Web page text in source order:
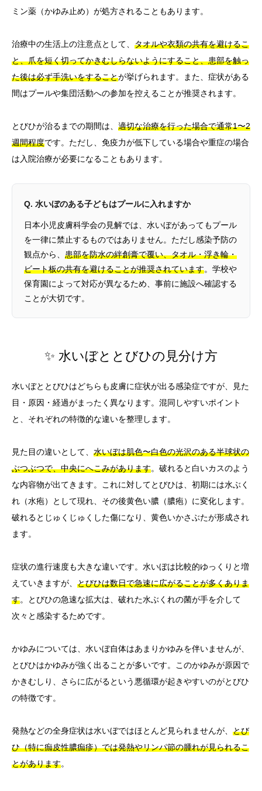
ミン薬（かゆみ止め）が処方されることもあります。
治療中の生活上の注意点として、 タオルや衣類の共有を避けるこ
と、爪を短く切ってかきむしらないようにすること、患部を触っ
た後は必ず手洗いをすることが挙げられます。また、症状がある
間はプールや集団活動への参加を控えることが推奨されます。
とびひが治るまでの期間は、 適切な治療を行った場合で通常1〜2
週間程度です。ただし、免疫力が低下している場合や重症の場合
は入院治療が必要になることもあります。
Q. 水いぼのある子どもはプールに入れますか
日本小児皮膚科学会の見解では、水いぼがあってもプール
を一律に禁止するものではありません。ただし感染予防の
観点から、 患部を防水の絆創膏で覆い、タオル・浮き輪・
ビート板の共有を避けることが推奨されています。学校や
保育園によって対応が異なるため、事前に施設へ確認する
ことが大切です。
✨ 水いぼととびひの見分け方
水いぼととびひはどちらも皮膚に症状が出る感染症ですが、見た
目・原因・経過がまったく異なります。混同しやすいポイント
と、それぞれの特徴的な違いを整理します。
見た目の違いとして、 水いぼは肌色〜白色の光沢のある半球状の
ぶつぶつで、中央にへこみがあります。破れると白いカスのよう
な内容物が出てきます。これに対してとびひは、初期には水ぶく
れ（水疱）として現れ、その後黄色い膿（膿疱）に変化します。
破れるとじゅくじゅくした傷になり、黄色いかさぶたが形成され
ます。
症状の進行速度も大きな違いです。水いぼは比較的ゆっくりと増
えていきますが、 とびひは数日で急速に広がることが多くありま
す。とびひの急速な拡大は、破れた水ぶくれの菌が手を介して
次々と感染するためです。
かゆみについては、水いぼ自体はあまりかゆみを伴いませんが、
とびひはかゆみが強く出ることが多いです。このかゆみが原因で
かきむしり、さらに広がるという悪循環が起きやすいのがとびひ
の特徴です。
発熱などの全身症状は水いぼではほとんど見られませんが、 とび
ひ（特に痂皮性膿痂疹）では発熱やリンパ節の腫れが見られるこ
とがあります。